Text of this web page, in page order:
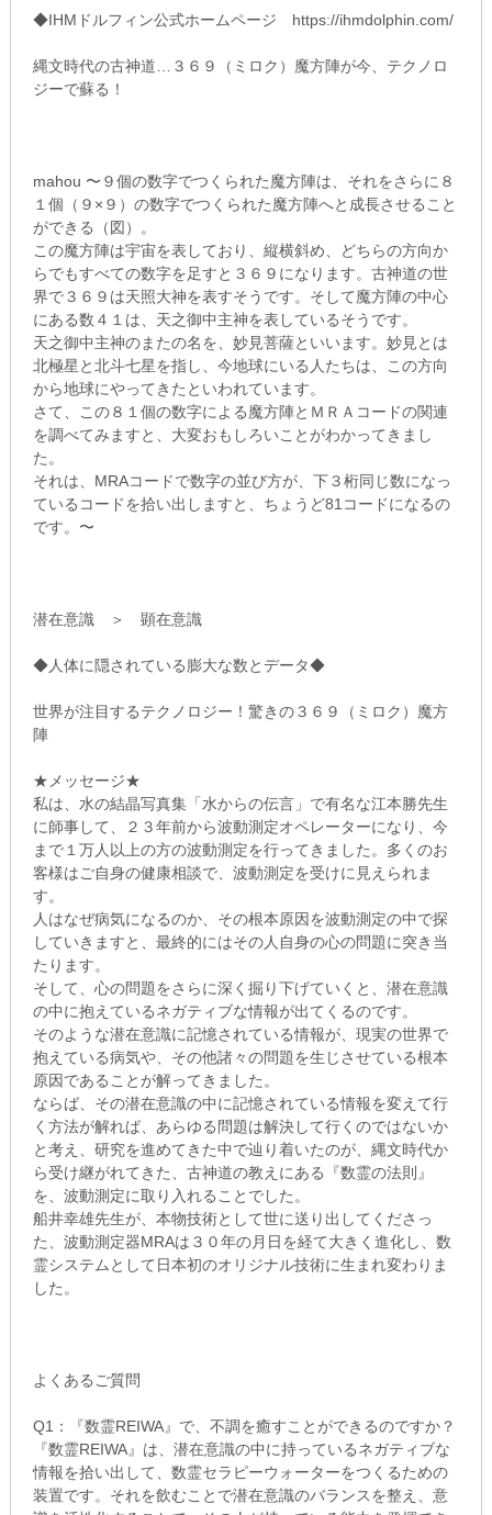
◆IHMドルフィン公式ホームページ https://ihmdolphin.com/
縄文時代の古神道…３６９（ミロク）魔方陣が今、テクノロ
ジーで蘇る！
mahou 〜９個の数字でつくられた魔方陣は、それをさらに８
１個（９×９）の数字でつくられた魔方陣へと成長させること
ができる（図）。
この魔方陣は宇宙を表しており、縦横斜め、どちらの方向か
らでもすべての数字を足すと３６９になります。古神道の世
界で３６９は天照大神を表すそうです。そして魔方陣の中心
にある数４１は、天之御中主神を表しているそうです。
天之御中主神のまたの名を、妙見菩薩といいます。妙見とは
北極星と北斗七星を指し、今地球にいる人たちは、この方向
から地球にやってきたといわれています。
さて、この８１個の数字による魔方陣とＭＲＡコードの関連
を調べてみますと、大変おもしろいことがわかってきまし
た。
それは、MRAコードで数字の並び方が、下３桁同じ数になっ
ているコードを拾い出しますと、ちょうど81コードになるの
です。〜
潜在意識 ＞ 顕在意識
◆人体に隠されている膨大な数とデータ◆
世界が注目するテクノロジー！驚きの３６９（ミロク）魔方
陣
★メッセージ★
私は、水の結晶写真集「水からの伝言」で有名な江本勝先生
に師事して、２３年前から波動測定オペレーターになり、今
まで１万人以上の方の波動測定を行ってきました。多くのお
客様はご自身の健康相談で、波動測定を受けに見えられま
す。
人はなぜ病気になるのか、その根本原因を波動測定の中で探
していきますと、最終的にはその人自身の心の問題に突き当
たります。
そして、心の問題をさらに深く掘り下げていくと、潜在意識
の中に抱えているネガティブな情報が出てくるのです。
そのような潜在意識に記憶されている情報が、現実の世界で
抱えている病気や、その他諸々の問題を生じさせている根本
原因であることが解ってきました。
ならば、その潜在意識の中に記憶されている情報を変えて行
く方法が解れば、あらゆる問題は解決して行くのではないか
と考え、研究を進めてきた中で辿り着いたのが、縄文時代か
ら受け継がれてきた、古神道の教えにある『数霊の法則』
を、波動測定に取り入れることでした。
船井幸雄先生が、本物技術として世に送り出してくださっ
た、波動測定器MRAは３０年の月日を経て大きく進化し、数
霊システムとして日本初のオリジナル技術に生まれ変わりま
した。
よくあるご質問
Q1：『数霊REIWA』で、不調を癒すことができるのですか？
『数霊REIWA』は、潜在意識の中に持っているネガティブな
情報を拾い出して、数霊セラピーウォーターをつくるための
装置です。それを飲むことで潜在意識のバランスを整え、意